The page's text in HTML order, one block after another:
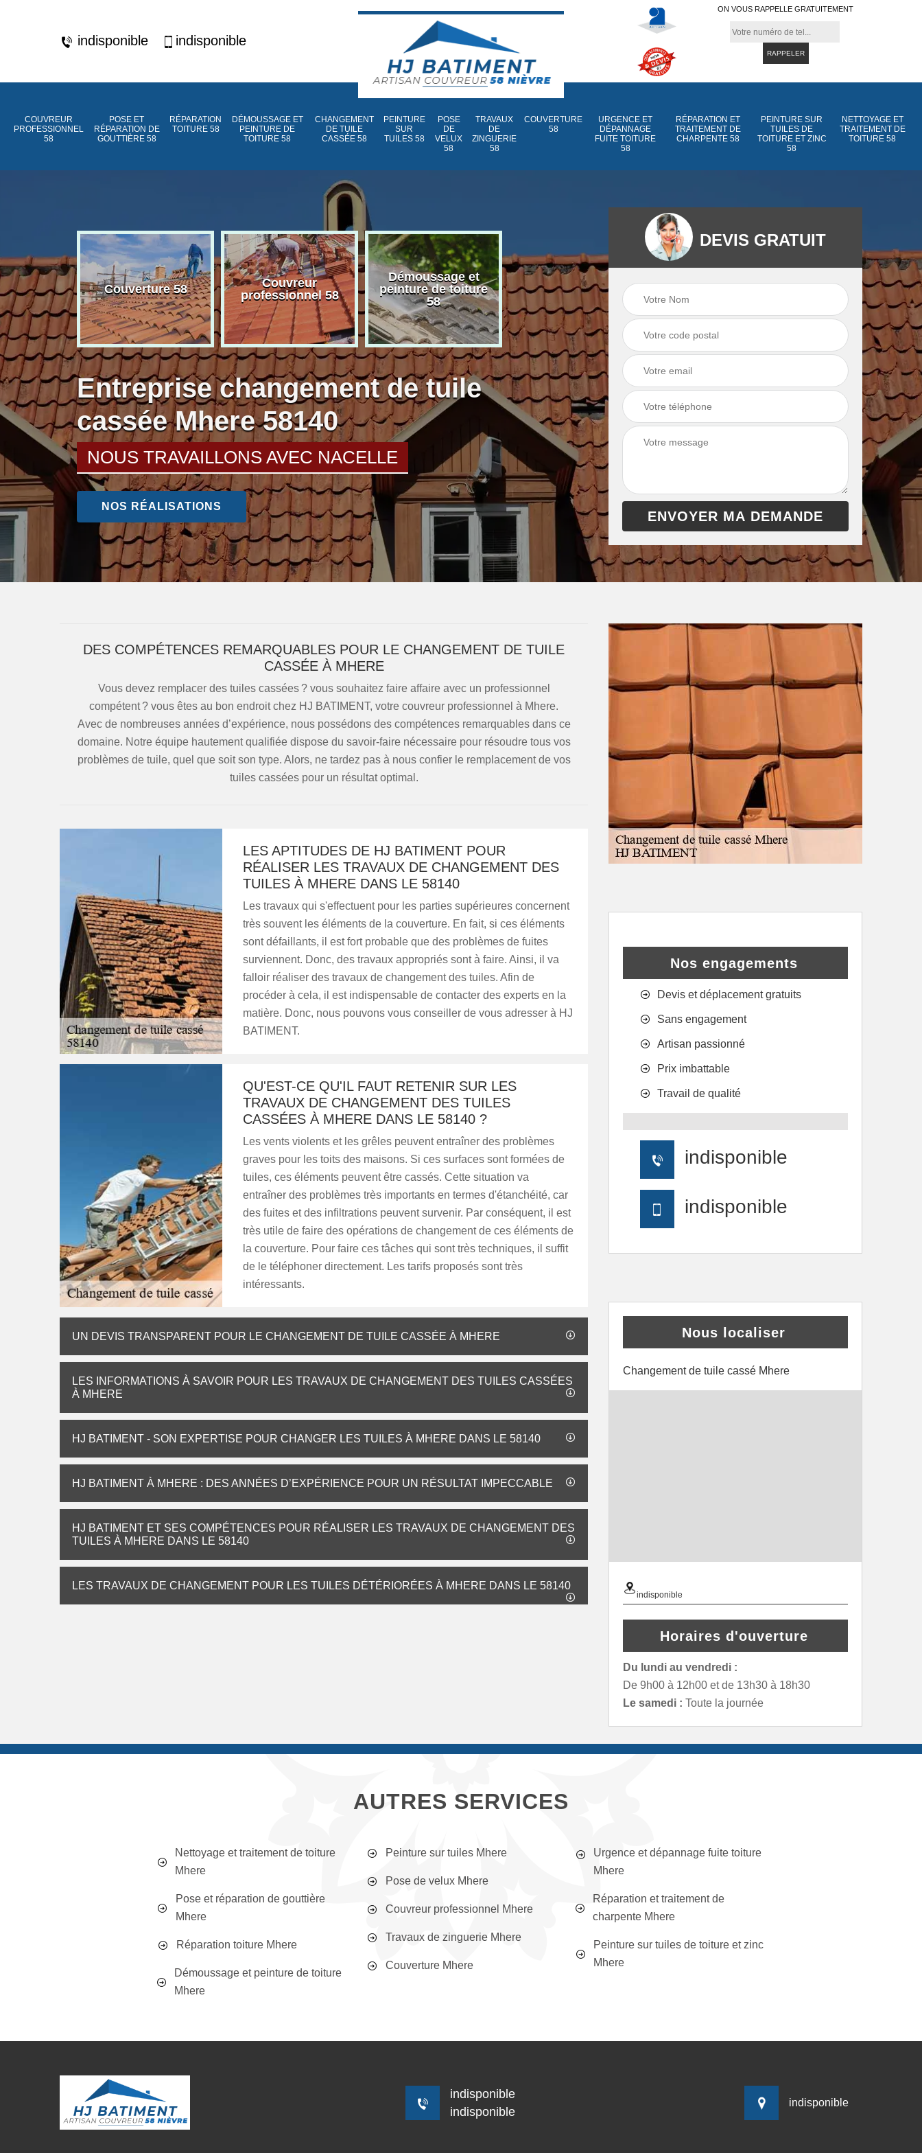
indisponible indisponible
ON VOUS RAPPELLE GRATUITEMENT
COUVREUR
PROFESSIONNEL
58
POSE ET
RÉPARATION DE
GOUTTIÈRE 58
RÉPARATION
TOITURE 58
DÉMOUSSAGE ET
PEINTURE DE
TOITURE 58
CHANGEMENT
DE TUILE
CASSÉE 58
PEINTURE
SUR
TUILES 58
POSE
DE
VELUX
58
TRAVAUX
DE
ZINGUERIE
58
COUVERTURE
58
URGENCE ET
DÉPANNAGE
FUITE TOITURE
58
RÉPARATION ET
TRAITEMENT DE
CHARPENTE 58
PEINTURE SUR
TUILES DE
TOITURE ET ZINC
58
NETTOYAGE ET
TRAITEMENT DE
TOITURE 58
de
58
Couverture 58
Couvreur
professionnel 58
Démoussage et
peinture de toiture
58
Nettoyage et
traitement de
toiture 58
Peinture sur tuiles
Peinture sur tuiles
de toiture et zinc
Entreprise changement de tuile
cassée Mhere 58140
NOUS TRAVAILLONS AVEC NACELLE
NOS RÉALISATIONS
DEVIS GRATUIT
DES COMPÉTENCES REMARQUABLES POUR LE CHANGEMENT DE TUILE
CASSÉE À MHERE
Vous devez remplacer des tuiles cassées ? vous souhaitez faire affaire avec un professionnel
compétent ? vous êtes au bon endroit chez HJ BATIMENT, votre couvreur professionnel à Mhere.
Avec de nombreuses années d’expérience, nous possédons des compétences remarquables dans ce
domaine. Notre équipe hautement qualifiée dispose du savoir-faire nécessaire pour résoudre tous vos
problèmes de tuile, quel que soit son type. Alors, ne tardez pas à nous confier le remplacement de vos
tuiles cassées pour un résultat optimal.
LES APTITUDES DE HJ BATIMENT POUR
RÉALISER LES TRAVAUX DE CHANGEMENT DES
TUILES À MHERE DANS LE 58140
Les travaux qui s'effectuent pour les parties supérieures concernent
très souvent les éléments de la couverture. En fait, si ces éléments
sont défaillants, il est fort probable que des problèmes de fuites
surviennent. Donc, des travaux appropriés sont à faire. Ainsi, il va
falloir réaliser des travaux de changement des tuiles. Afin de
procéder à cela, il est indispensable de contacter des experts en la
matière. Donc, nous pouvons vous conseiller de vous adresser à HJ
BATIMENT.
QU'EST-CE QU'IL FAUT RETENIR SUR LES
TRAVAUX DE CHANGEMENT DES TUILES
CASSÉES À MHERE DANS LE 58140 ?
Les vents violents et les grêles peuvent entraîner des problèmes
graves pour les toits des maisons. Si ces surfaces sont formées de
tuiles, ces éléments peuvent être cassés. Cette situation va
entraîner des problèmes très importants en termes d'étanchéité, car
des fuites et des infiltrations peuvent survenir. Par conséquent, il est
très utile de faire des opérations de changement de ces éléments de
la couverture. Pour faire ces tâches qui sont très techniques, il suffit
de le téléphoner directement. Les tarifs proposés sont très
intéressants.
UN DEVIS TRANSPARENT POUR LE CHANGEMENT DE TUILE CASSÉE À MHERE
LES INFORMATIONS À SAVOIR POUR LES TRAVAUX DE CHANGEMENT DES TUILES CASSÉES
À MHERE
HJ BATIMENT - SON EXPERTISE POUR CHANGER LES TUILES À MHERE DANS LE 58140
HJ BATIMENT À MHERE : DES ANNÉES D’EXPÉRIENCE POUR UN RÉSULTAT IMPECCABLE
HJ BATIMENT ET SES COMPÉTENCES POUR RÉALISER LES TRAVAUX DE CHANGEMENT DES
TUILES À MHERE DANS LE 58140
LES TRAVAUX DE CHANGEMENT POUR LES TUILES DÉTÉRIORÉES À MHERE DANS LE 58140
Nos engagements
Devis et déplacement gratuits
Sans engagement
Artisan passionné
Prix imbattable
Travail de qualité
indisponible
indisponible
Nous localiser
Changement de tuile cassé Mhere
indisponible
Horaires d'ouverture
Du lundi au vendredi :
De 9h00 à 12h00 et de 13h30 à 18h30
Le samedi : Toute la journée
AUTRES SERVICES
Nettoyage et traitement de toiture
Mhere
Pose et réparation de gouttière
Mhere
Réparation toiture Mhere
Démoussage et peinture de toiture
Mhere
Peinture sur tuiles Mhere
Pose de velux Mhere
Couvreur professionnel Mhere
Travaux de zinguerie Mhere
Couverture Mhere
Urgence et dépannage fuite toiture
Mhere
Réparation et traitement de
charpente Mhere
Peinture sur tuiles de toiture et zinc
Mhere
indisponible
indisponible
indisponible